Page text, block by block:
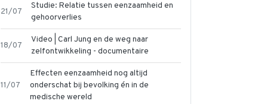
21/07
Studie: Relatie tussen eenzaamheid en
gehoorverlies
18/07
Video | Carl Jung en de weg naar
zelfontwikkeling - documentaire
11/07
Effecten eenzaamheid nog altijd
onderschat bij bevolking én in de
medische wereld